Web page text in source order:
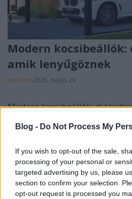
Blog - Do Not Process My
If you wish to opt-out of the sale,
processing of your personal or
targeted advertising by us, please
section to confirm your selection.
opt-out request is processed you
Modern
amik lenyűgöznek
JozsFm • 2025. május 29.
Modern kocsibeállók:
lenyűgöznek A kocsibeállók
csupán praktikus
elemeivé váltak. A modern
autók védelmét szolgálja,
megjelenését is…